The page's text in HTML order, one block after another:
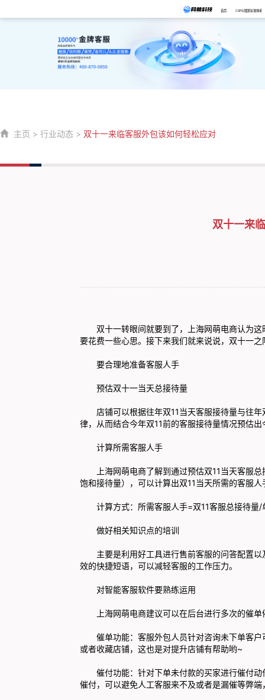
首页 CSPS/国家标准体系
主页 > 行业动态 > 双十一来临客服外包该如何轻松应对
双十一来
双十一转眼间就要到了，上海网萌电商认为这
要花费一些心思。接下来我们就来说说，双十一
要合理地准备客服人手
预估双十一当天总接待量
店铺可以根据往年双11当天客服接待量与往年
律，从而结合今年双11前的客服接待量情况预估
计算所需客服人手
上海网萌电商了解到通过预估双11当天客服总
饱和接待量），可以计算出双11当天所需的客服人
计算方式：所需客服人手=双11客服总接待量/
做好相关知识点的培训
主要是利用好工具进行售前客服的问答配置以
效的快捷短语，可以减轻客服的工作压力。
对智能客服软件要熟练运用
上海网萌电商建议可以在后台进行多次的催单
催单功能：客服外包人员针对咨询未下单客户
或者收藏店铺，这也是对提升店铺有帮助哟~
催付功能：针对下单未付款的买家进行催付动
催付，可以避免人工客服来不及或者是漏催等弊